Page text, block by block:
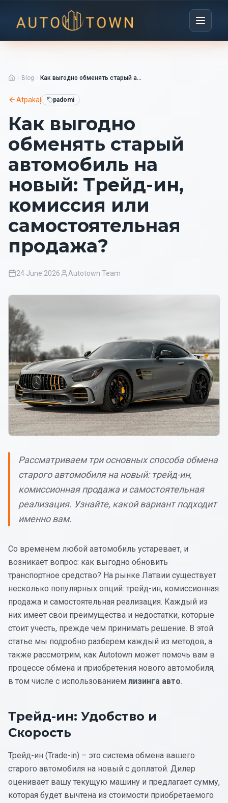
Blog Как выгодно обменять старый автомобиль на новый: Трейд-ин, комиссия или самостоятельная продажа?
Atpakaļ padomi
Как выгодно
обменять старый
автомобиль на
новый: Трейд-ин,
комиссия или
самостоятельная
продажа?
24 June 2026 Autotown Team
Рассматриваем три основных способа обмена
старого автомобиля на новый: трейд-ин,
комиссионная продажа и самостоятельная
реализация. Узнайте, какой вариант подходит
именно вам.
Со временем любой автомобиль устаревает, и
возникает вопрос: как выгодно обновить
транспортное средство? На рынке Латвии существует
несколько популярных опций: трейд-ин, комиссионная
продажа и самостоятельная реализация. Каждый из
них имеет свои преимущества и недостатки, которые
стоит учесть, прежде чем принимать решение. В этой
статье мы подробно разберем каждый из методов, а
также рассмотрим, как Autotown может помочь вам в
процессе обмена и приобретения нового автомобиля,
в том числе с использованием лизинга авто.
Трейд-ин: Удобство и
Скорость
Трейд-ин (Trade-in) – это система обмена вашего
старого автомобиля на новый с доплатой. Дилер
оценивает вашу текущую машину и предлагает сумму,
которая будет вычтена из стоимости приобретаемого